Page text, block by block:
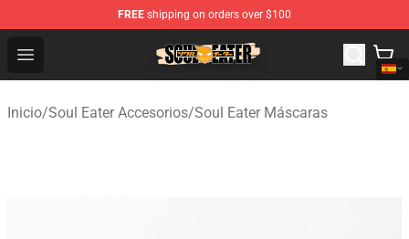
FREE shipping on orders over $100
Open menu
Soul Eater Store - Official Soul Eater Merchandise Shop
Inicio/Soul Eater Accesorios/Soul Eater Máscaras